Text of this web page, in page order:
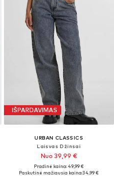
IŠPARDAVIMAS
URBAN CLASSICS
Laisvas Džinsai
Nuo 39,99 €
Pradinė kaina: 49,99 €
Paskutinė mažiausia kaina:34,99 €